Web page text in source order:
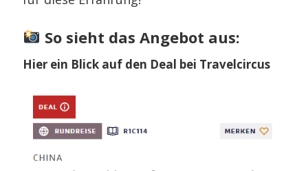
So sieht das Angebot aus:
Hier ein Blick auf den Deal bei Travelcircus